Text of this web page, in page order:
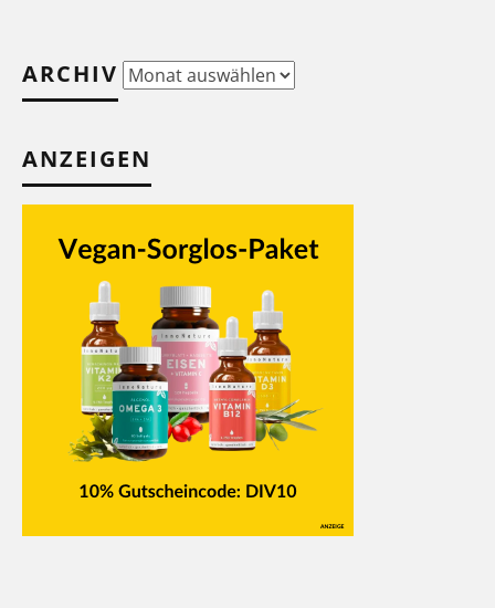
ARCHIV Archiv
ANZEIGEN